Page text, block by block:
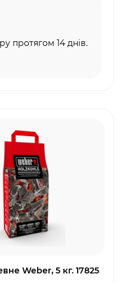
протягом 14 днів.
Weber, 5 кг. 17825